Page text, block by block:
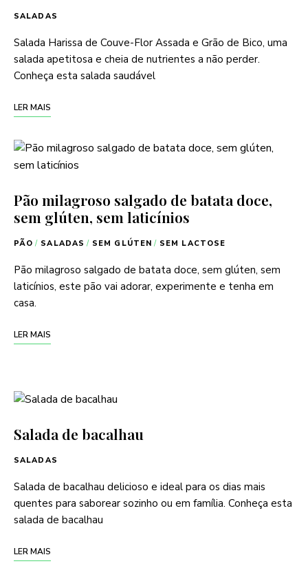
SALADAS
Salada Harissa de Couve-Flor Assada e Grão de Bico, uma
salada apetitosa e cheia de nutrientes a não perder.
Conheça esta salada saudável
LER MAIS
Pão milagroso salgado de batata doce,
sem glúten, sem laticínios
PÃO / SALADAS / SEM GLÚTEN / SEM LACTOSE
Pão milagroso salgado de batata doce, sem glúten, sem
laticínios, este pão vai adorar, experimente e tenha em
casa.
LER MAIS
Salada de bacalhau
SALADAS
Salada de bacalhau delicioso e ideal para os dias mais
quentes para saborear sozinho ou em família. Conheça esta
salada de bacalhau
LER MAIS